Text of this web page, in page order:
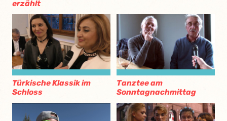
erzählt
Türkische Klassik im
Schloss
Tanztee am
Sonntagnachmittag